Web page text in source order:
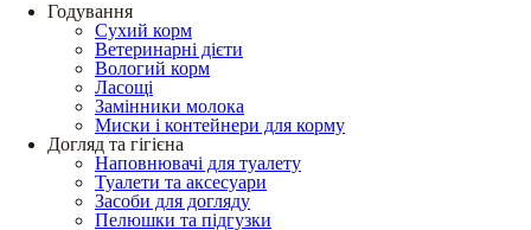
Годування
Сухий корм
Ветеринарні дієти
Вологий корм
Ласощі
Замінники молока
Миски і контейнери для корму
Догляд та гігієна
Наповнювачі для туалету
Туалети та аксесуари
Засоби для догляду
Пелюшки та підгузки